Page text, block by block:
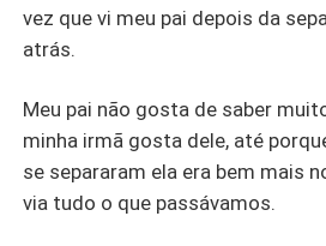
vez que vi meu pai depois da
atrás.
Meu pai não gosta de saber
minha irmã gosta dele, até
se separaram ela era bem mais
via tudo o que passávamos.